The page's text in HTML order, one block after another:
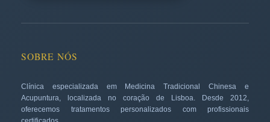
SOBRE NÓS
Clínica especializada em Medicina Tradicional Chinesa e
Acupuntura, localizada no coração de Lisboa. Desde 2012,
oferecemos tratamentos personalizados com profissionais
certificados.